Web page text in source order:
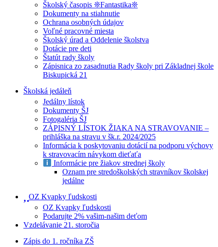
Školský časopis ❊Fantastika❊
Dokumenty na stiahnutie
Ochrana osobných údajov
Voľné pracovné miesta
Školský úrad a Oddelenie školstva
Dotácie pre deti
Štatút rady školy
Zápisnica zo zasadnutia Rady školy pri Základnej škole
Biskupická 21
Školská jedáleň
Jedálny lístok
Dokumenty ŠJ
Fotogaléria ŠJ
ZÁPISNÝ LÍSTOK ŽIAKA NA STRAVOVANIE –
prihláška na stravu v šk.r. 2024/2025
Informácia k poskytovaniu dotácií na podporu výchovy
k stravovacím návykom dieťaťa
Informácie pre žiakov strednej školy
Oznam pre stredoškolských stravníkov školskej
jedálne
OZ Kvapky ľudskosti
OZ Kvapky ľudskosti
Podarujte 2% vašim-našim deťom
Vzdelávanie 21. storočia
Zápis do 1. ročníka ZŠ